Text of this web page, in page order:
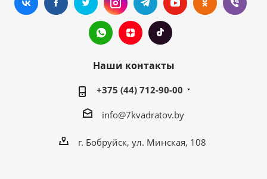
Наши контакты
+375 (44) 712-90-00
info@7kvadratov.by
г. Бобруйск, ул. Минская, 108